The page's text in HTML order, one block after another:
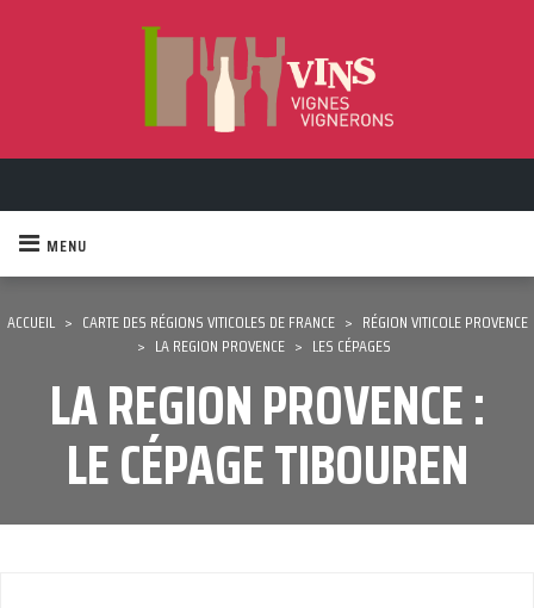
MENU
ACCUEIL > CARTE DES RÉGIONS VITICOLES DE FRANCE > RÉGION VITICOLE PROVENCE
> LA REGION PROVENCE > LES CÉPAGES
LA REGION PROVENCE :
LE CÉPAGE TIBOUREN